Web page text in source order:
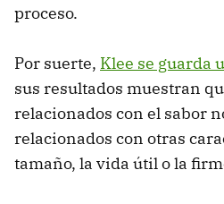
proceso.
Por suerte, Klee se guarda
sus resultados muestran
relacionados con el sabor
relacionados con otras
tamaño, la vida útil o la